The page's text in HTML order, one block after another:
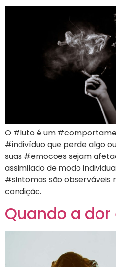
O #luto é um
#indivíduo que perde algo
suas #emocoes sejam
assimilado de modo
#sintomas são observáveis
condição.
Quando a